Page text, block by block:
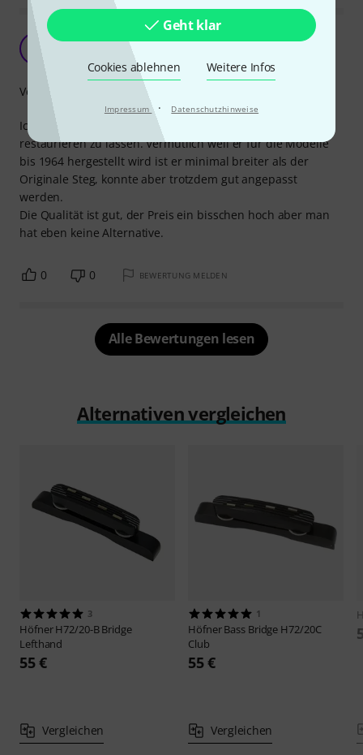
Geht klar
Cookies ablehnen Weitere Infos
Impressum · Datenschutzhinweise
Für die Restauration gekauft
Moulin 10.01.2017
Ich benötigte den Steg um meinen 67 er Höfner
restaurieren zu lassen. Vermutlich weil er für die Modelle
bis 1964 hergestellt wird ist er minimal breiter als der
Originale Steg, konnte aber trotzdem gut angepasst
werden.
Die Qualität ist gut, der Preis ein bisschen hoch aber man
hat eben keine Alternative.
Verarbeitung
0 0 BEWERTUNG MELDEN
Alle Bewertungen lesen
Alternativen vergleichen
3
HöfnerH72/20-B Bridge
Lefthand
55 €
Vergleichen
1
HöfnerBass Bridge H72/20C
Club
55 €
Vergleichen